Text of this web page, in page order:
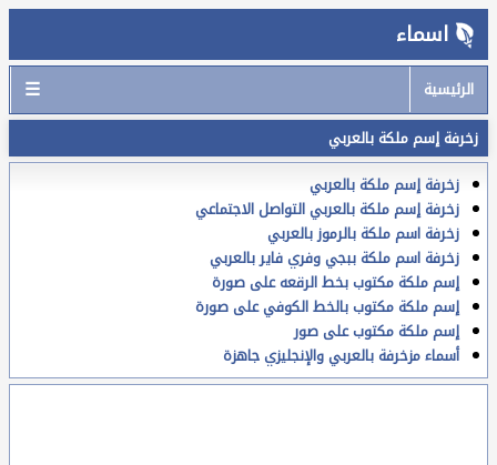
اسماء
الرئيسية ☰
زخرفة إسم ملكة بالعربي
زخرفة إسم ملكة بالعربي
زخرفة إسم ملكة بالعربي التواصل الاجتماعي
زخرفة اسم ملكة بالرموز بالعربي
زخرفة اسم ملكة ببجي وفري فاير بالعربي
إسم ملكة مكتوب بخط الرقعه على صورة
إسم ملكة مكتوب بالخط الكوفي على صورة
إسم ملكة مكتوب على صور
أسماء مزخرفة بالعربي والإنجليزي جاهزة